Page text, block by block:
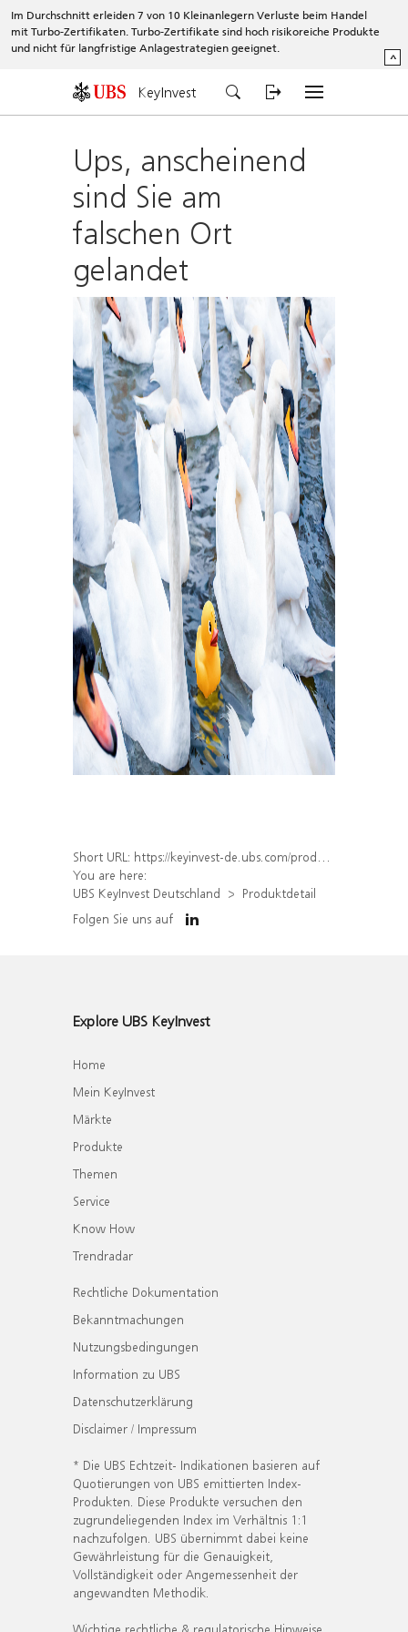
Im Durchschnitt erleiden 7 von 10 Kleinanlegern Verluste beim Handel
mit Turbo-Zertifikaten. Turbo-Zertifikate sind hoch risikoreiche Produkte
und nicht für langfristige Anlagestrategien geeignet.
^
KeyInvest
Ups, anscheinend
sind Sie am
falschen Ort
gelandet
Short URL: https://keyinvest-de.ubs.com/produkt/detail/index/isin/DE000WA74JK4
You are here:
UBS KeyInvest Deutschland
Produktdetail
Folgen Sie uns auf
Explore UBS KeyInvest
Home
Mein KeyInvest
Märkte
Produkte
Themen
Service
Know How
Trendradar
Rechtliche Dokumentation
Bekanntmachungen
Nutzungsbedingungen
Information zu UBS
Datenschutzerklärung
Disclaimer / Impressum
* Die UBS Echtzeit- Indikationen basieren auf
Quotierungen von UBS emittierten Index-
Produkten. Diese Produkte versuchen den
zugrundeliegenden Index im Verhältnis 1:1
nachzufolgen. UBS übernimmt dabei keine
Gewährleistung für die Genauigkeit,
Vollständigkeit oder Angemessenheit der
angewandten Methodik.